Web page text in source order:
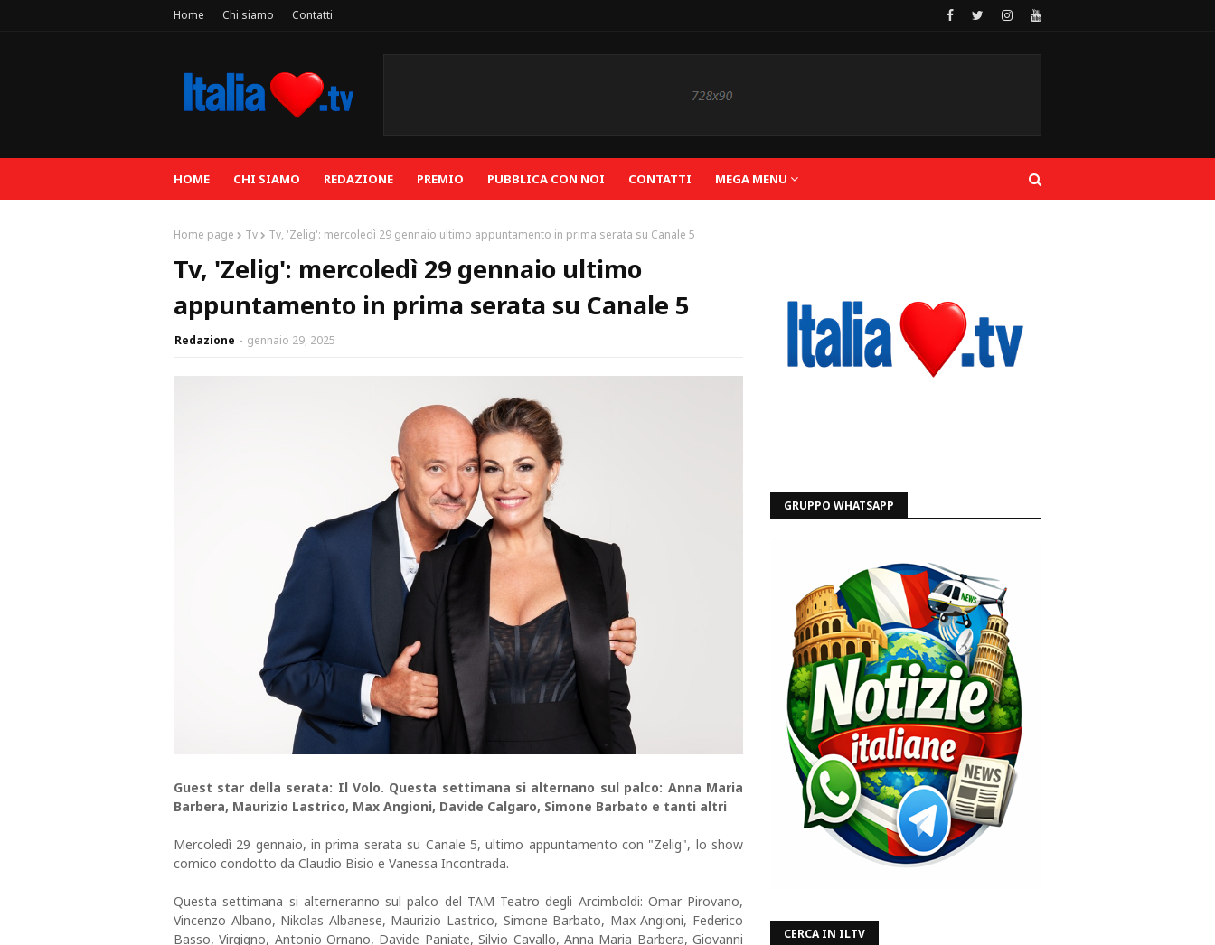
Home Chi siamo Contatti
HOME CHI SIAMO REDAZIONE PREMIO PUBBLICA CON NOI CONTATTI MEGA MENU
Home page Tv Tv, 'Zelig': mercoledì 29 gennaio ultimo appuntamento in prima serata su Canale 5
Tv, 'Zelig': mercoledì 29 gennaio ultimo
appuntamento in prima serata su Canale 5
Redazione gennaio 29, 2025
Guest star della serata: Il Volo. Questa settimana si alternano sul palco: Anna Maria
Barbera, Maurizio Lastrico, Max Angioni, Davide Calgaro, Simone Barbato e tanti altri
Mercoledì 29 gennaio, in prima serata su Canale 5, ultimo appuntamento con "Zelig", lo show
comico condotto da Claudio Bisio e Vanessa Incontrada.
Questa settimana si alterneranno sul palco del TAM Teatro degli Arcimboldi: Omar Pirovano,
Vincenzo Albano, Nikolas Albanese, Maurizio Lastrico, Simone Barbato, Max Angioni, Federico
Basso, Virgigno, Antonio Ornano, Davide Paniate, Silvio Cavallo, Anna Maria Barbera, Giovanni
GRUPPO WHATSAPP
CERCA IN ILTV